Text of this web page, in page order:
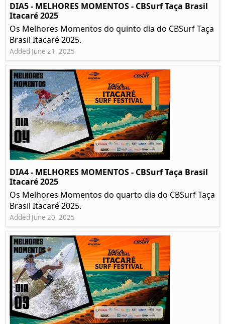
DIA5 - MELHORES MOMENTOS - CBSurf Taça Brasil
Itacaré 2025
Os Melhores Momentos do quinto dia do CBSurf Taça
Brasil Itacaré 2025.
Added June 21, 2025
DIA4 - MELHORES MOMENTOS - CBSurf Taça Brasil
Itacaré 2025
Os Melhores Momentos do quarto dia do CBSurf Taça
Brasil Itacaré 2025.
Added June 20, 2025